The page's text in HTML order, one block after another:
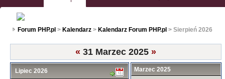
Forum PHP.pl > Kalendarz > Kalendarz Forum PHP.pl > Sierpień 2026
« 31 Marzec 2025 »
Lipiec 2026 Marzec 2025